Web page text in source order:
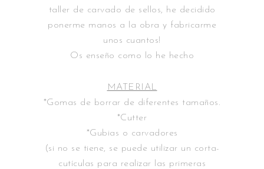
taller de carvado de sellos, he decidido
ponerme manos a la obra y fabricarme
unos cuantos!
Os enseño como lo he hecho
MATERIAL
*Gomas de borrar de diferentes tamaños.
*Cutter
*Gubias o carvadores
(si no se tiene, se puede utilizar un corta-
cutículas para realizar las primeras